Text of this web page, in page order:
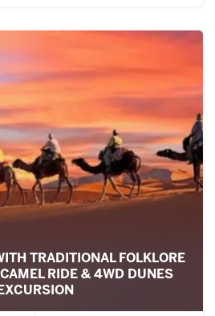
TRADITIONAL FOLKLORE
RIDE & 4WD DUNES
EXCURSION